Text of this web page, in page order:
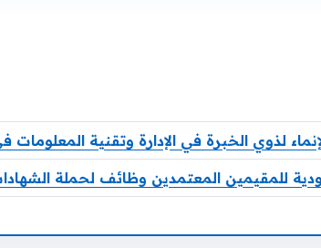
لذوي الخبرة في الإدارة وتقنية المعلومات
للمقيمين المعتمدين وظائف لحملة